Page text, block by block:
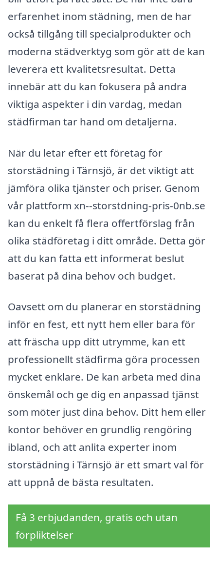
erfarenhet inom städning, men de har
också tillgång till specialprodukter och
moderna städverktyg som gör att de kan
leverera ett kvalitetsresultat. Detta
innebär att du kan fokusera på andra
viktiga aspekter i din vardag, medan
städfirman tar hand om detaljerna.
När du letar efter ett företag för
storstädning i Tärnsjö, är det viktigt att
jämföra olika tjänster och priser. Genom
vår plattform xn--storstdning-pris-0nb.se
kan du enkelt få flera offertförslag från
olika städföretag i ditt område. Detta gör
att du kan fatta ett informerat beslut
baserat på dina behov och budget.
Oavsett om du planerar en storstädning
inför en fest, ett nytt hem eller bara för
att fräscha upp ditt utrymme, kan ett
professionellt städfirma göra processen
mycket enklare. De kan arbeta med dina
önskemål och ge dig en anpassad tjänst
som möter just dina behov. Ditt hem eller
kontor behöver en grundlig rengöring
ibland, och att anlita experter inom
storstädning i Tärnsjö är ett smart val för
att uppnå de bästa resultaten.
Få 3 erbjudanden, gratis och utan
förpliktelser